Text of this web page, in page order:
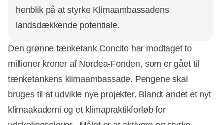
henblik på at styrke Klimaambassadens
landsdækkende potentiale.
Den grønne tænketank Concito har modtaget to
millioner kroner af Nordea-Fonden, som er gået til
tænketankens klimaambassade. Pengene skal
bruges til at udvikle nye projekter. Blandt andet et nyt
klimaakademi og et klimapraktikforløb for